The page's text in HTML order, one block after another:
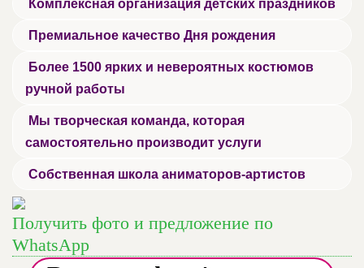
Комплексная организация детских праздников
Премиальное качество Дня рождения
Более 1500 ярких и невероятных костюмов
ручной работы
Мы творческая команда, которая
самостоятельно производит услуги
Собственная школа аниматоров-артистов
Получить фото и предложение по
WhatsApp